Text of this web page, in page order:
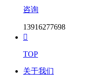
咨询
13916277698

TOP
关于我们